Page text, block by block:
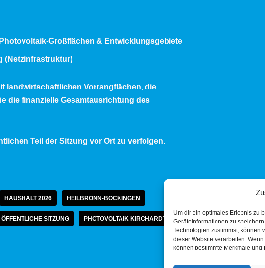
Um dir ein optimales Erlebnis zu
Geräteinformationen zu
Technologien zustimmst, können
dieser Website verarbeiten.
können bestimmte Merkmale
Großflächen & Entwicklungsgebiete
(Netzinfrastruktur)
landwirtschaftlichen Vorrangflächen, die
die finanzielle Gesamtausrichtung des
Teil der Sitzung vor Ort zu verfolgen.
HAUSHALT 2026 HEILBRONN-BÖCKINGEN
ÖFFENTLICHE SITZUNG PHOTOVOLTAIK KIRCHARDT